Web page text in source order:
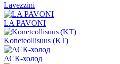
Lavezzini
LA PAVONI
Koneteollisuus (KT)
АСК-холод